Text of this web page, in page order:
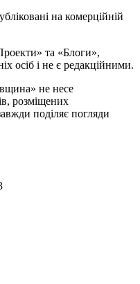
на комерційній
та «Блоги»,
осіб і не є редакційними.
не несе
розміщених
поділяє погляди